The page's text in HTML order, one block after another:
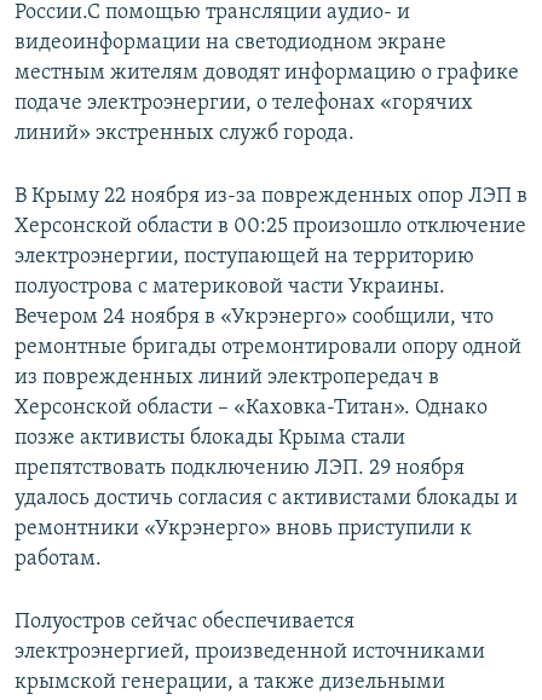
России.С помощью трансляции аудио- и
видеоинформации на светодиодном экране
местным жителям доводят информацию о графике
подаче электроэнергии, о телефонах «горячих
линий» экстренных служб города.
В Крыму 22 ноября из-за поврежденных опор ЛЭП в
Херсонской области в 00:25 произошло отключение
электроэнергии, поступающей на территорию
полуострова с материковой части Украины.
Вечером 24 ноября в «Укрэнерго» сообщили, что
ремонтные бригады отремонтировали опору одной
из поврежденных линий электропередач в
Херсонской области – «Каховка-Титан». Однако
позже активисты блокады Крыма стали
препятствовать подключению ЛЭП. 29 ноября
удалось достичь согласия с активистами блокады и
ремонтники «Укрэнерго» вновь приступили к
работам.
Полуостров сейчас обеспечивается
электроэнергией, произведенной источниками
крымской генерации, а также дизельными